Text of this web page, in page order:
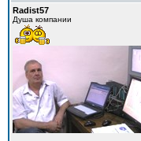
Radist57
Душа компании